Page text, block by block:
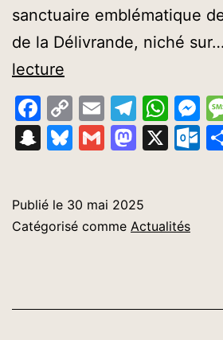
sanctuaire emblématique
de la Délivrande, niché sur…
lecture
édition
du
pèlerinage
Poponguine
placée
signe
Facebook
Copy
Link
Email
Snapchat
Bluesky
Gmail X
Publié le 30 mai 2025
Catégorisé comme Actualités